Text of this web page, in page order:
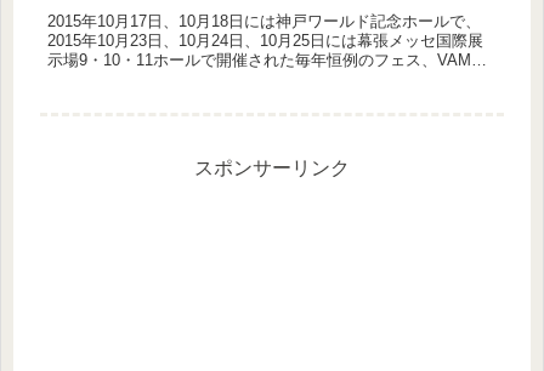
2015年10月17日、10月18日には神戸ワールド記念ホールで、
2015年10月23日、10月24日、10月25日には幕張メッセ国際展
示場9・10・11ホールで開催された毎年恒例のフェス、VAMPS
スポンサーリンク